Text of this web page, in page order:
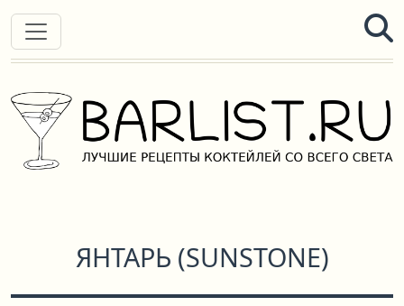
ЯНТАРЬ (SUNSTONE)